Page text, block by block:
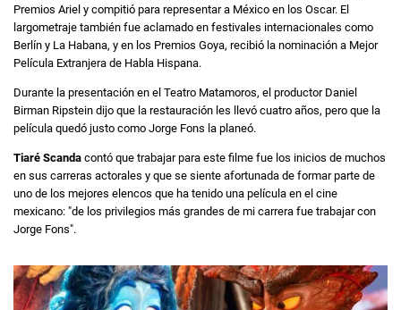
Premios Ariel y compitió para representar a México en los Oscar. El
largometraje también fue aclamado en festivales internacionales como
Berlín y La Habana, y en los Premios Goya, recibió la nominación a Mejor
Película Extranjera de Habla Hispana.
Durante la presentación en el Teatro Matamoros, el productor Daniel
Birman Ripstein dijo que la restauración les llevó cuatro años, pero que la
película quedó justo como Jorge Fons la planeó.
Tiaré Scanda contó que trabajar para este filme fue los inicios de muchos
en sus carreras actorales y que se siente afortunada de formar parte de
uno de los mejores elencos que ha tenido una película en el cine
mexicano: "de los privilegios más grandes de mi carrera fue trabajar con
Jorge Fons".